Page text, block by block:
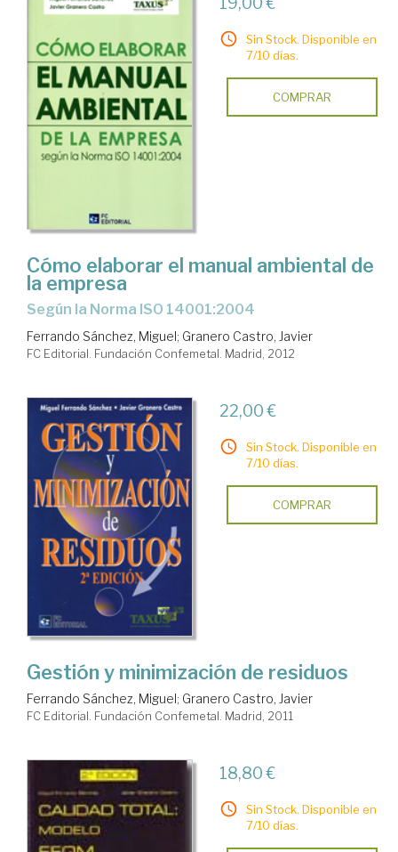
Sin Stock. Disponible en
7/10 días.
COMPRAR
Cómo elaborar el manual ambiental de
la empresa
según la Norma ISO 14001:2004
Ferrando Sánchez, Miguel; Granero Castro, Javier
FC Editorial. Fundación Confemetal. Madrid, 2012
22,00 €
Sin Stock. Disponible en
7/10 días.
COMPRAR
Gestión y minimización de residuos
Ferrando Sánchez, Miguel; Granero Castro, Javier
FC Editorial. Fundación Confemetal. Madrid, 2011
18,80 €
Sin Stock. Disponible en
7/10 días.